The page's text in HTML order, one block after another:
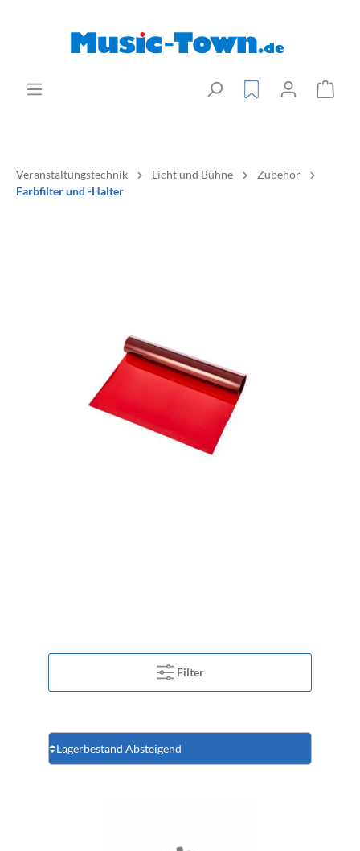
Veranstaltungstechnik Licht und Bühne
Zubehör
Farbfilter und -Halter
Filter